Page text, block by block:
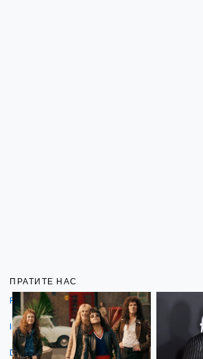
ПРАТИТЕ НАС
Facebook
Instagram
Dribbble